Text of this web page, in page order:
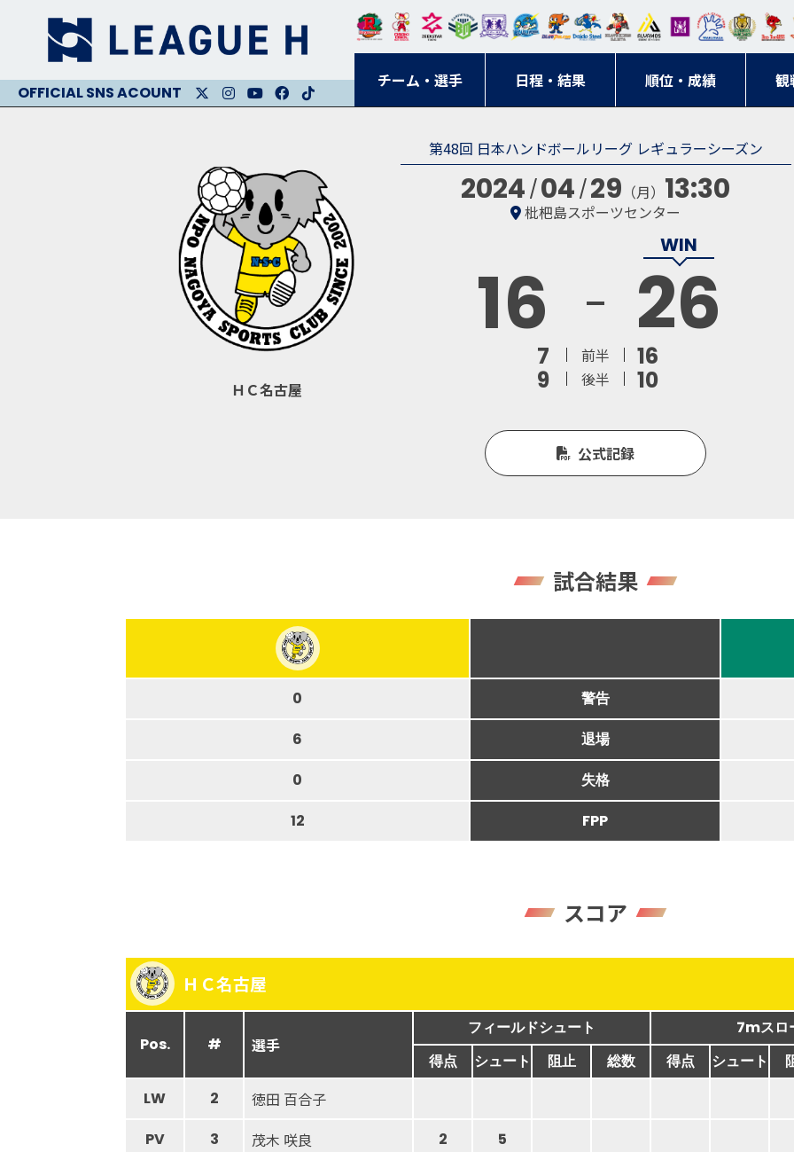
チーム・選手 日程・結果 順位・成績 観
東日
本レ
ガロ
オー
ソル
埼玉
クス
ター
東京
BM
川
ドリ
ーム
ス
寺ブ
ルー
サン
ーフ
ァル
コン
屋
ニッ キン
ス大
阪
エゾハン
ブ
ンウ
ルヴ
ス福
第48回 日本ハンドボールリーグ レギュラーシーズン
ＨＣ名古屋
2024 04 29 （月） 13:30
枇杷島スポーツセンター
16 26
7 前半
16
9
後半 10
公式記録
試合結果
0
警告
6
退場
0
失格
12
FPP
スコア
ＨＣ名古屋
Pos. # 選手
フィールドシュート
7mスロ
得点
シュート 阻止 総数 得点 シュート
LW
2 徳田 百合子
PV 3 茂木 咲良 2
5